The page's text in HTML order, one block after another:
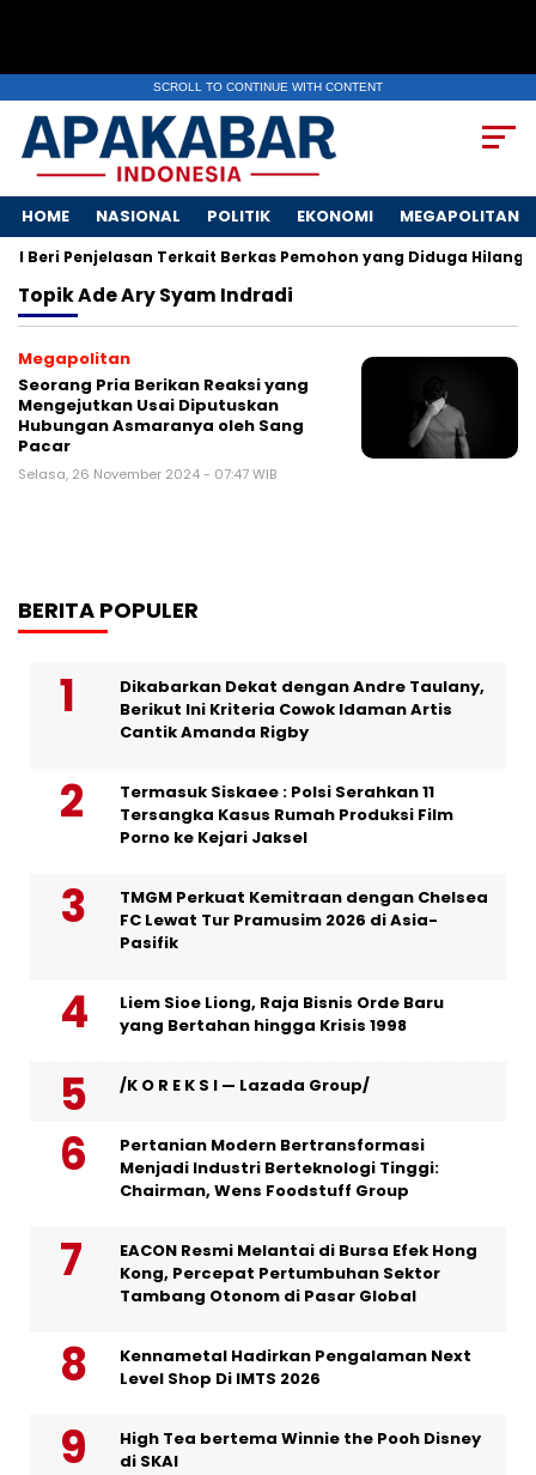
SCROLL TO CONTINUE WITH CONTENT
HOME NASIONAL POLITIK EKONOMI MEGAPOLITAN
Beri Penjelasan Terkait Berkas Pemohon yang Diduga Hilang
TopikAde Ary Syam Indradi
Megapolitan
Seorang Pria Berikan Reaksi yang
Mengejutkan Usai Diputuskan
Hubungan Asmaranya oleh Sang
Pacar
Selasa, 26 November 2024 - 07:47 WIB
BERITA POPULER
Dikabarkan Dekat dengan Andre Taulany,
Berikut Ini Kriteria Cowok Idaman Artis
Cantik Amanda Rigby
Termasuk Siskaee : Polsi Serahkan 11
Tersangka Kasus Rumah Produksi Film
Porno ke Kejari Jaksel
TMGM Perkuat Kemitraan dengan Chelsea
FC Lewat Tur Pramusim 2026 di Asia-
Pasifik
Liem Sioe Liong, Raja Bisnis Orde Baru
yang Bertahan hingga Krisis 1998
/K O R E K S I — Lazada Group/
Pertanian Modern Bertransformasi
Menjadi Industri Berteknologi Tinggi:
Chairman, Wens Foodstuff Group
EACON Resmi Melantai di Bursa Efek Hong
Kong, Percepat Pertumbuhan Sektor
Tambang Otonom di Pasar Global
Kennametal Hadirkan Pengalaman Next
Level Shop Di IMTS 2026
High Tea bertema Winnie the Pooh Disney
di SKAI